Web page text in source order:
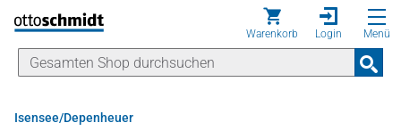
Direkt zum Inhalt
Warenkorb Login Menü
Isensee/Depenheuer